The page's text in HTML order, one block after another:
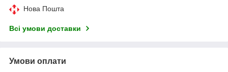
Нова Пошта
Всі умови доставки
Умови оплати